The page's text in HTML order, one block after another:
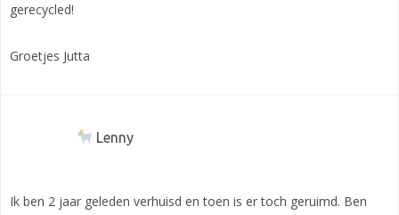
gerecycled!
Groetjes Jutta
Lenny
Ik ben 2 jaar geleden verhuisd en toen is er toch geruimd. Ben